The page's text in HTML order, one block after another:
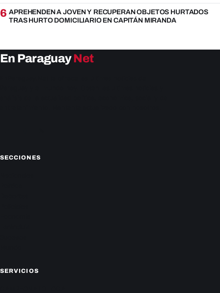
6 APREHENDEN A JOVEN Y RECUPERAN OBJETOS HURTADOS
TRAS HURTO DOMICILIARIO EN CAPITÁN MIRANDA
En ParaguayNet
SECCIONES
SERVICIOS